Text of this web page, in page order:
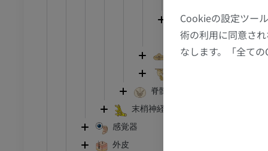
間脳
脳室
小脳
脊髄
末梢神経系
感覚器
外皮
足根MRI
MRI
Cookieの設定ツー
術の利用に同意さ
なします。「全て